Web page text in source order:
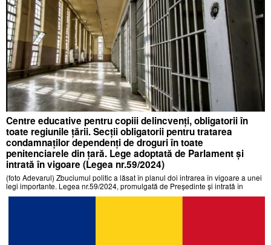
Centre educative pentru copiii delincvenți, obligatorii în
toate regiunile țării. Secții obligatorii pentru tratarea
condamnaților dependenți de droguri în toate
penitenciarele din țară. Lege adoptată de Parlament și
intrată în vigoare (Legea nr.59/2024)
(foto Adevarul) Zbuciumul politic a lăsat în planul doi intrarea în vigoare a unei
legi importante. Legea nr.59/2024, promulgată de Președinte și intrată în